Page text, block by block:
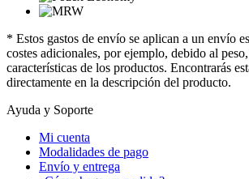
* Estos gastos de envío se aplican a un envío
costes adicionales, por ejemplo, debido al
características de los productos. Encontrarás
directamente en la descripción del producto.
Ayuda y Soporte
Mi cuenta
Modalidades de pago
Envío y entrega